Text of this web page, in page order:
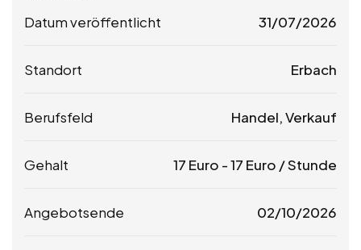
Datum veröffentlicht 31/07/2026
Standort Erbach
Berufsfeld Handel, Verkauf
Gehalt 17 Euro -17 Euro / Stunde
Angebotsende 02/10/2026